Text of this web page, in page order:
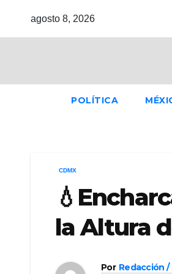
agosto 8, 2026
POLÍTICA
CDMX
la Altura
Por Redacción /